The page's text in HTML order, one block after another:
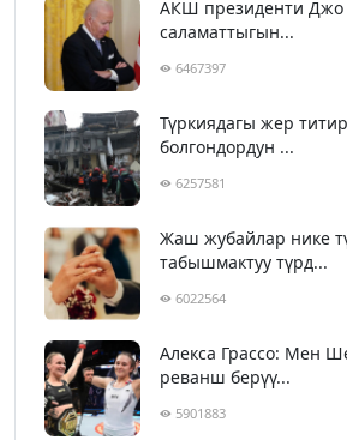
АКШ президенти Джо
саламаттыгын...
6467397
Түркиядагы жер
болгондордун ...
6257581
Жаш жубайлар нике
табышмактуу түрд...
6022564
Алекса Грассо: Мен
реванш берүү...
5901883